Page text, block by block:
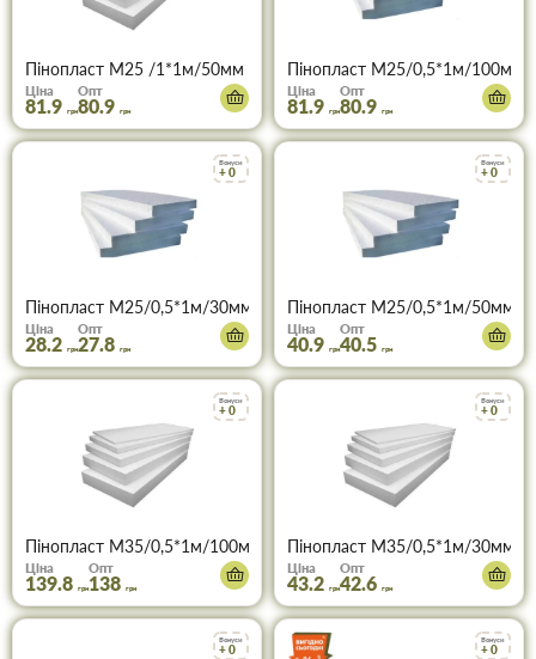
Пінопласт М25 /1*1м/50мм
Ціна
81.9 грн
Опт
80.9 грн
Пінопласт М25/0,5*1м/100мм
Ціна
81.9 грн
Опт
80.9 грн
Бонуси
+ 0
Пінопласт М25/0,5*1м/30мм
Ціна
28.2 грн
Опт
27.8 грн
Бонуси
+ 0
Пінопласт М25/0,5*1м/50мм
Ціна
40.9 грн
Опт
40.5 грн
Бонуси
+ 0
Пінопласт М35/0,5*1м/100мм (13кг/м3)
Ціна
139.8 грн
Опт
138 грн
Бонуси
+ 0
Пінопласт М35/0,5*1м/30мм
Ціна
43.2 грн
Опт
42.6 грн
Бонуси
+ 0
Бонуси
+ 0